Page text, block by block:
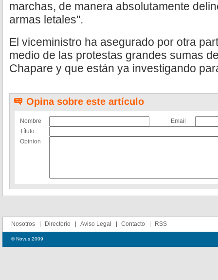
marchas, de manera absolutamente
armas letales".
El viceministro ha asegurado por otra
medio de las protestas grandes sumas
Chapare y que están ya investigando
Opina sobre este artículo
Nombre
Email
Título
Opinion
Nosotros Directorio Aviso Legal Contacto RSS
© Novus 2009